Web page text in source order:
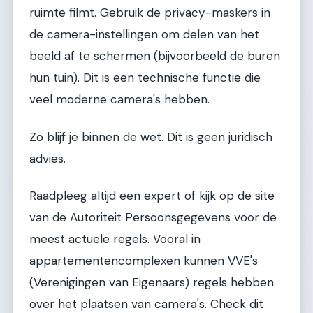
ruimte filmt. Gebruik de privacy-maskers in
de camera-instellingen om delen van het
beeld af te schermen (bijvoorbeeld de buren
hun tuin). Dit is een technische functie die
veel moderne camera's hebben.
Zo blijf je binnen de wet. Dit is geen juridisch
advies.
Raadpleeg altijd een expert of kijk op de site
van de Autoriteit Persoonsgegevens voor de
meest actuele regels. Vooral in
appartementencomplexen kunnen VVE's
(Verenigingen van Eigenaars) regels hebben
over het plaatsen van camera's. Check dit